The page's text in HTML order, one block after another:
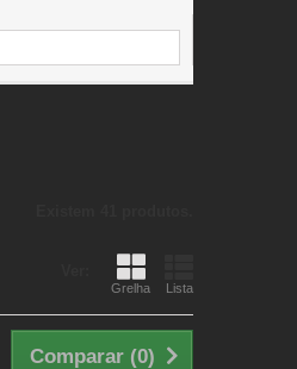
Grelha Lista
Comparar (0)